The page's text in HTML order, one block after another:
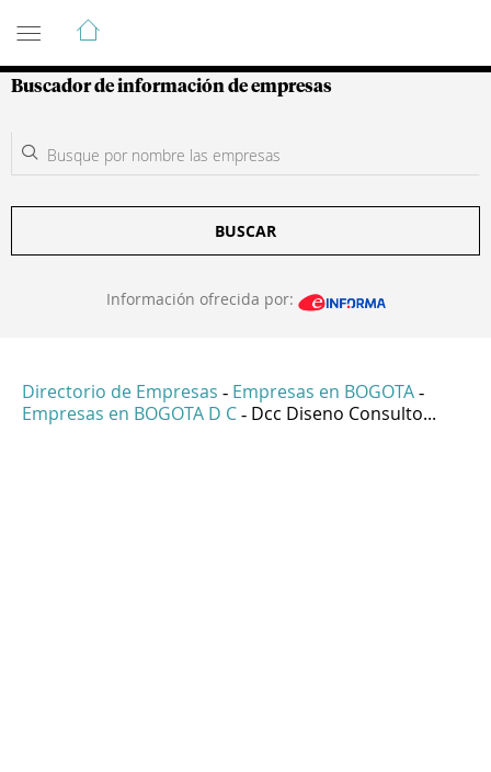
Guía de Empresas Colombianas
Buscador de información de empresas
BUSCAR
Información ofrecida por:
Directorio de Empresas - Empresas en BOGOTA -
Empresas en BOGOTA D C - Dcc Diseno Consulto...